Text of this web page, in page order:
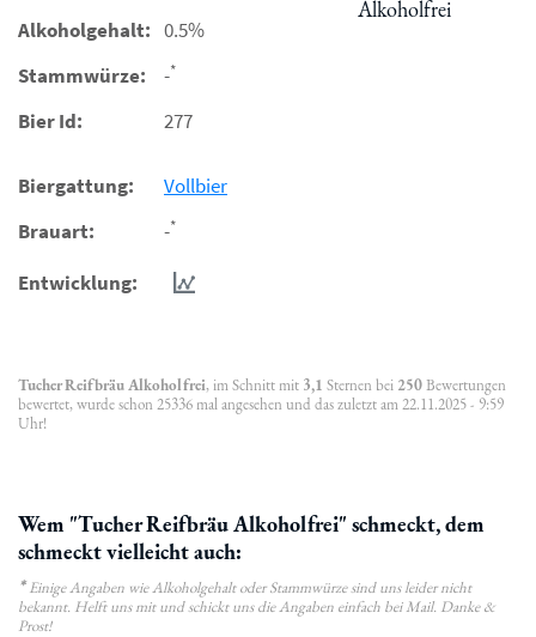
Alkoholgehalt: 0.5%
Stammwürze:
-*
Bier Id: 277
Biergattung:
Vollbier
Brauart:
-*
Entwicklung:
Tucher Reifbräu Alkoholfrei, im Schnitt mit 3,1 Sternen bei 250Bewertungen
bewertet, wurde schon 25336 mal angesehen und das zuletzt am 22.11.2025 - 9:59
Uhr!
Wem "Tucher Reifbräu Alkoholfrei" schmeckt, dem
schmeckt vielleicht auch:
*Einige Angaben wie Alkoholgehalt oder Stammwürze sind uns leider nicht
bekannt. Helft uns mit und schickt uns die Angaben einfach bei Mail. Danke &
Prost!